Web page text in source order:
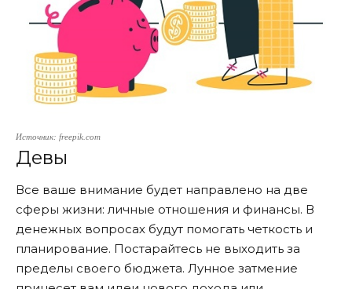
Источник: freepik.com
Девы
Все ваше внимание будет направлено на две
сферы жизни: личные отношения и финансы. В
денежных вопросах будут помогать четкость и
планирование. Постарайтесь не выходить за
пределы своего бюджета. Лунное затмение